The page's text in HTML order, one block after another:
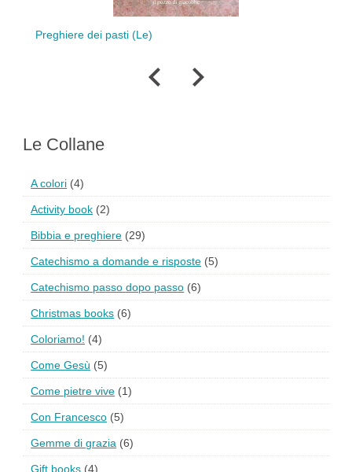
Preghiere dei pasti (Le)
Le Collane
A colori (4)
Activity book (2)
Bibbia e preghiere (29)
Catechismo a domande e risposte (5)
Catechismo passo dopo passo (6)
Christmas books (6)
Coloriamo! (4)
Come Gesù (5)
Come pietre vive (1)
Con Francesco (5)
Gemme di grazia (6)
Gift books (4)